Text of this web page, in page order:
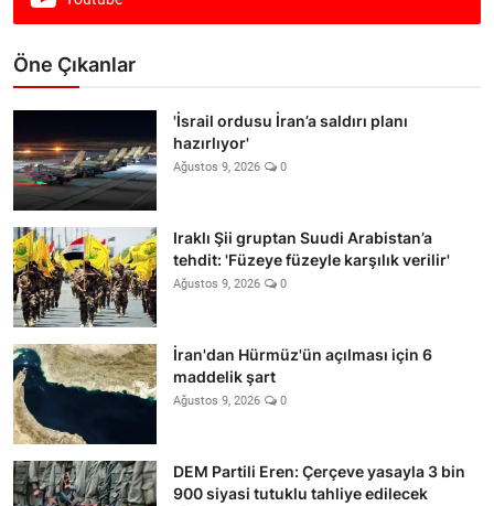
Öne Çıkanlar
'İsrail ordusu İran’a saldırı planı
hazırlıyor'
Ağustos 9, 2026 0
Iraklı Şii gruptan Suudi Arabistan’a
tehdit: 'Füzeye füzeyle karşılık verilir'
Ağustos 9, 2026 0
İran'dan Hürmüz'ün açılması için 6
maddelik şart
Ağustos 9, 2026 0
DEM Partili Eren: Çerçeve yasayla 3 bin
900 siyasi tutuklu tahliye edilecek